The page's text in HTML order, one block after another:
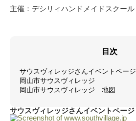
主催：デシリィハンドメイドスクール
目次
サウスヴィレッジさんイベントページ
岡山市サウスヴィレッジ
岡山市サウスヴィレッジ 地図
サウスヴィレッジさんイベントページ